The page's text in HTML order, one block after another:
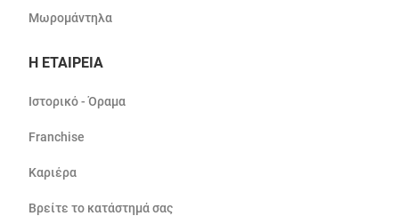
Μωρομάντηλα
Η ΕΤΑΙΡΕΙΑ
Ιστορικό - Όραμα
Franchise
Καριέρα
Βρείτε το κατάστημά σας